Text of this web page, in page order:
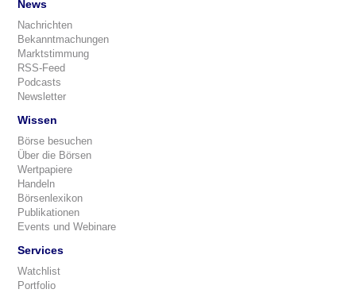
News
Nachrichten
Bekanntmachungen
Marktstimmung
RSS-Feed
Podcasts
Newsletter
Wissen
Börse besuchen
Über die Börsen
Wertpapiere
Handeln
Börsenlexikon
Publikationen
Events und Webinare
Services
Watchlist
Portfolio